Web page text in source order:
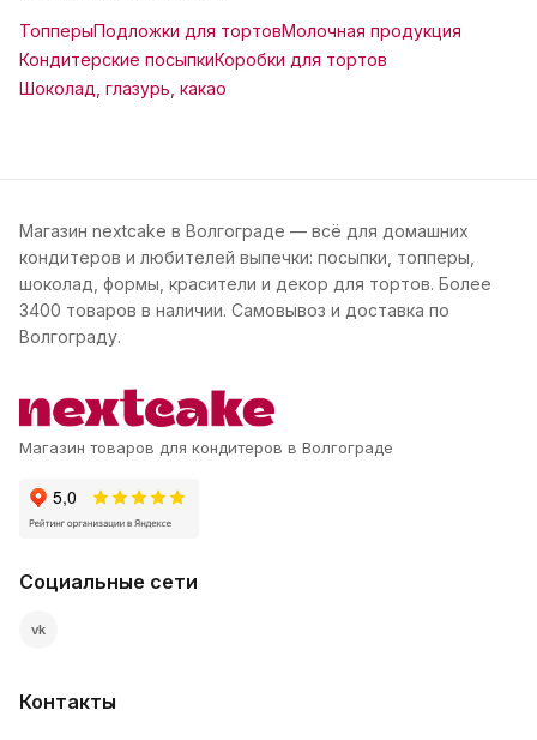
ТопперыПодложки для тортовМолочная продукция
Кондитерские посыпкиКоробки для тортов
Шоколад, глазурь, какао
Магазин nextcake в Волгограде — всё для домашних
кондитеров и любителей выпечки: посыпки, топперы,
шоколад, формы, красители и декор для тортов. Более
3400 товаров в наличии. Самовывоз и доставка по
Волгограду.
Магазин товаров для кондитеров в Волгограде
Социальные сети
vk
Контакты